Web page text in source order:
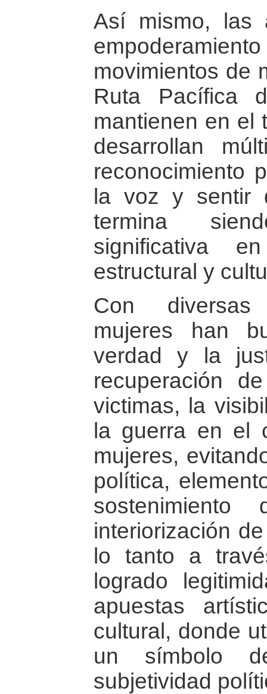
Así mismo, las
movimientos de
Ruta Pacífica
mantienen en el
desarrollan
reconocimiento
la voz y sentir
termina
significativa
estructural y
Con
mujeres han
verdad y la
recuperación
victimas, la
la guerra en el
mujeres,
política,
interiorización
lo tanto a
logrado
apuestas
cultural, donde
un símbolo
subjetividad